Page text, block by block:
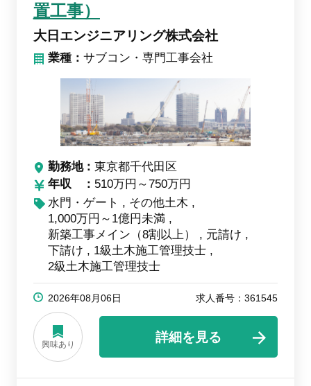
置工事）
大日エンジニアリング株式会社
業種：サブコン・専門工事会社
勤務地
東京都千代田区
年収
510万円～750万円
水門・ゲート
その他土木
1,000万円～1億円未満
新築工事メイン（8割以上）
元請け
下請け
1級土木施工管理技士
2級土木施工管理技士
2026年08月06日 求人番号：361545
興味あり
詳細を見る